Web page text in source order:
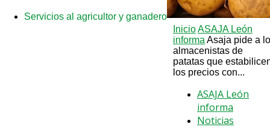
Servicios al agricultor y ganadero
InicioASAJA León
informa Asaja pide a
almacenistas de
patatas que
los precios con...
ASAJA León
informa
Noticias